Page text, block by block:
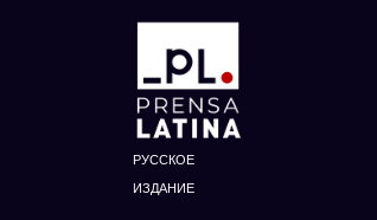
РУССКОЕ
ИЗДАНИЕ